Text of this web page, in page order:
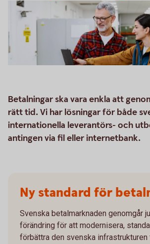
Betalningar ska vara enkla att
rätt tid. Vi har lösningar för både
internationella leverantörs- och
antingen via fil eller internetbank.
Ny standard för
Svenska betalmarknaden genomgår
förändring för att modernisera,
förbättra den svenska infrastrukturen